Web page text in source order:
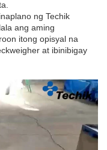
ng Techik
ang aming
itong opisyal na
at ibinibigay